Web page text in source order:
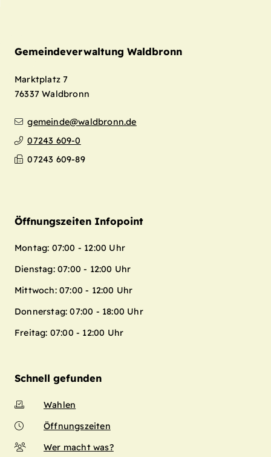
Gemeindeverwaltung Waldbronn
Marktplatz 7
76337 Waldbronn
gemeinde@waldbronn.de
07243 609-0
07243 609-89
Öffnungszeiten Infopoint
Montag: 07:00 - 12:00 Uhr
Dienstag: 07:00 - 12:00 Uhr
Mittwoch: 07:00 - 12:00 Uhr
Donnerstag: 07:00 - 18:00 Uhr
Freitag: 07:00 - 12:00 Uhr
Schnell gefunden
Wahlen
Öffnungszeiten
Wer macht was?